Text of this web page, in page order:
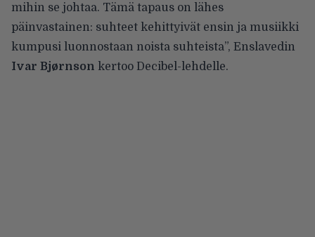
mihin se johtaa. Tämä tapaus on lähes
päinvastainen: suhteet kehittyivät ensin ja musiikki
kumpusi luonnostaan noista suhteista”, Enslavedin
Ivar Bjørnson kertoo Decibel-lehdelle.